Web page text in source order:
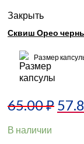
Закрыть
Сквиш Орео
Размер
65.00₽
В наличии